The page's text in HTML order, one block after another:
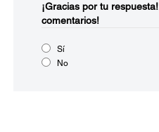
¡Gracias por tu respuesta!
comentarios!
Sí
No